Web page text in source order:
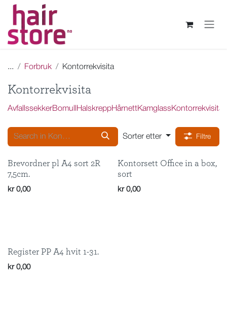
Skip to Content
... Forbruk Kontorrekvisita
Kontorrekvisita
AvfallssekkerBomull HalskreppHårnettKamglass Kontorrekvisita
Sorter etter Filtre
Brevordner pl A4 sort 2R
7,5cm.
kr 0,00
Kontorsett Office in a box,
sort
kr 0,00
Register PP A4 hvit 1-31.
kr 0,00